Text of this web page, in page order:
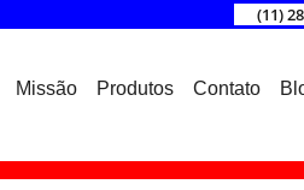
(11)
Missão Produtos Contato